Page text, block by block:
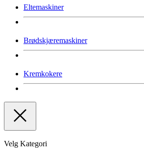
Eltemaskiner
Brødskjæremaskiner
Kremkokere
Velg Kategori